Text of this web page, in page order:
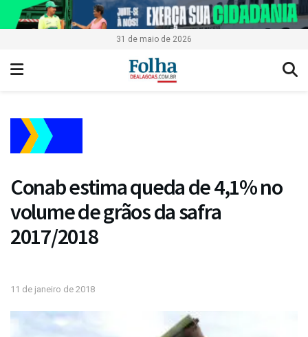
31 de maio de 2026
Conab estima queda de 4,1% no
volume de grãos da safra
2017/2018
11 de janeiro de 2018